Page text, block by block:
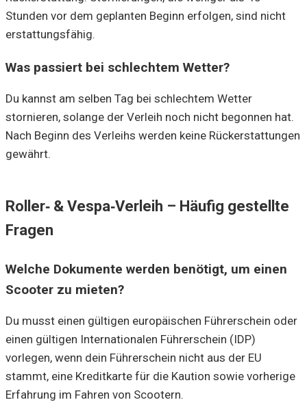
Stunden vor dem geplanten Beginn erfolgen, sind nicht
erstattungsfähig.
Was passiert bei schlechtem Wetter?
Du kannst am selben Tag bei schlechtem Wetter
stornieren, solange der Verleih noch nicht begonnen hat.
Nach Beginn des Verleihs werden keine Rückerstattungen
gewährt.
Roller‑ & Vespa‑Verleih – Häufig gestellte
Fragen
Welche Dokumente werden benötigt, um einen
Scooter zu mieten?
Du musst einen gültigen europäischen Führerschein oder
einen gültigen Internationalen Führerschein (IDP)
vorlegen, wenn dein Führerschein nicht aus der EU
stammt, eine Kreditkarte für die Kaution sowie vorherige
Erfahrung im Fahren von Scootern.